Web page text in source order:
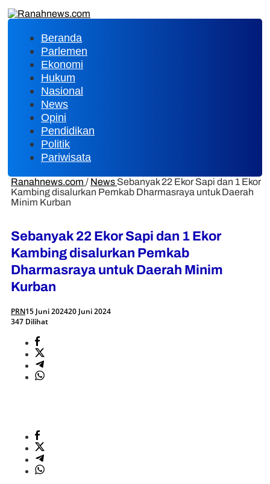
Beranda
Parlemen
Ekonomi
Hukum
Nasional
News
Opini
Pendidikan
Politik
Pariwisata
Ranahnews.com / News Sebanyak 22 Ekor Sapi dan 1 Ekor
Kambing disalurkan Pemkab Dharmasraya untuk Daerah
Minim Kurban
Sebanyak 22 Ekor Sapi dan 1 Ekor
Kambing disalurkan Pemkab
Dharmasraya untuk Daerah Minim
Kurban
PRN15 Juni 202420 Juni 2024
347 Dilihat